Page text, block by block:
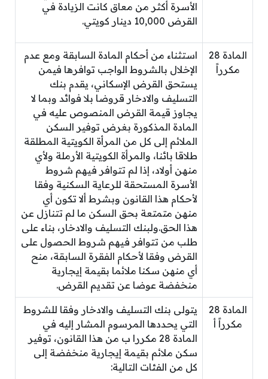
الأسرة أكثر من معاق كانت الزيادة في
القرض 10,000 دينار كويتي.
المادة 28
مكرراً
استثناء من أحكام المادة السابقة ومع عدم
الإخلال بالشروط الواجب توافرها فيمن
يستحق القرض الإسكاني، يقدم بنك
التسليف والادخار قروضا بلا فوائد وبما لا
يجاوز قيمة القرض المنصوص عليه في
المادة المذكورة بغرض توفير السكن
الملائم إلى كل من المرأة الكويتية المطلقة
طلاقا بائنا، والمرأة الكويتية الأرملة ولأي
منهن أولاد، إذا لم تتوافر فيهم شروط
الأسرة المستحقة للرعاية السكنية وفقا
لأحكام هذا القانون وبشرط ألا تكون أي
منهن متمتعة بحق السكن ما لم تتنازل عن
هذا الحق.ولبنك التسليف والادخار، بناء على
طلب من تتوافر فيهم شروط الحصول على
القرض وفقا لأحكام الفقرة السابقة، منح
أي منهن سكنا ملائما بقيمة إيجارية
منخفضة عوضا عن تقديم القرض.
المادة 28
مكرراً أ
يتولى بنك التسليف والادخار وفقا للشروط
التي يحددها المرسوم المشار إليه في
المادة 28 مكررا ب من هذا القانون، توفير
سكن ملائم بقيمة إيجارية منخفضة إلى
كل من الفئات التالية: